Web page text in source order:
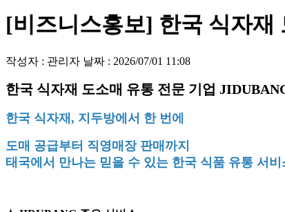
[비즈니스홍보] 한국 식자재
작성자 : 관리자 날짜 : 2026/07/01 11:08
한국 식자재 도소매 유통 전문 기업
한국 식자재, 지두방에서 한 번에
도매 공급부터 직영매장 판매까지
태국에서 만나는 믿을 수 있는 한국 식품 유통 서비